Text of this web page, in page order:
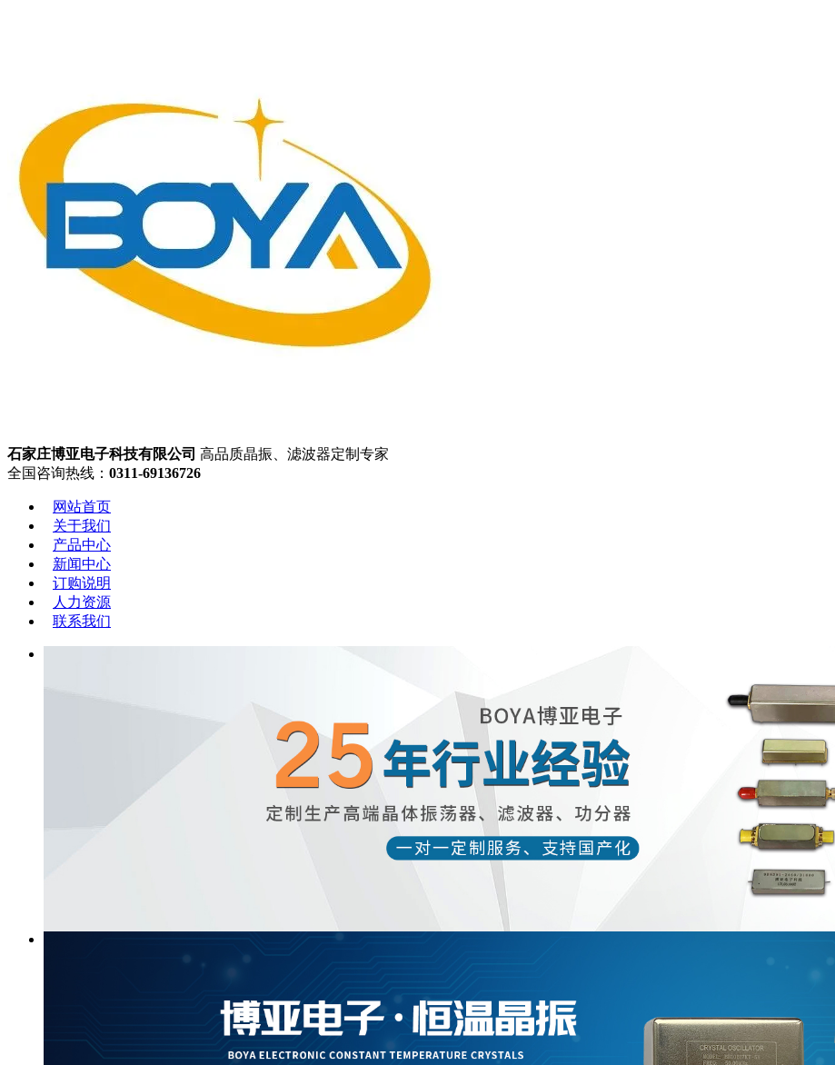
石家庄博亚电子科技有限公司 高品质晶振、滤波器定制专家
全国咨询热线： 0311-69136726
网站首页
关于我们
产品中心
新闻中心
订购说明
人力资源
联系我们